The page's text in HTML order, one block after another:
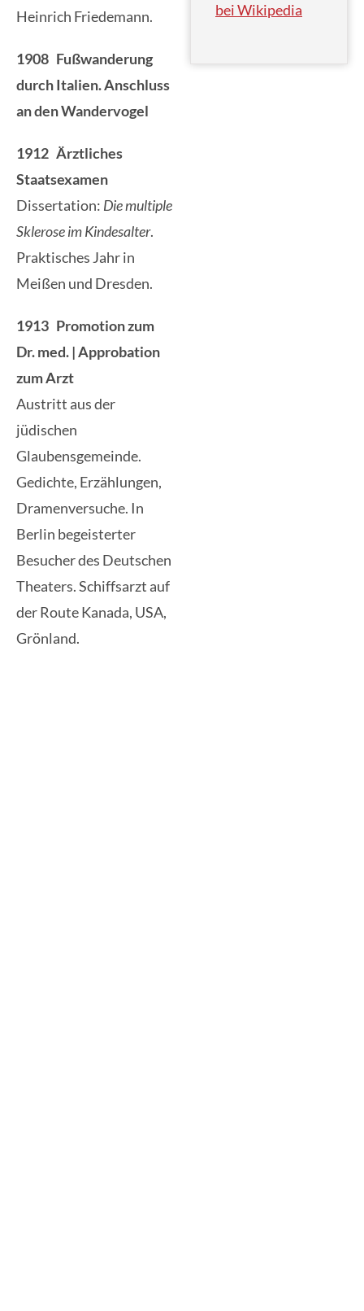
Heinrich Friedemann.
1908 Fußwanderung
durch Italien. Anschluss
an den Wandervogel
1912 Ärztliches
Staatsexamen
Dissertation: Die multiple
Sklerose im Kindesalter.
Praktisches Jahr in
Meißen und Dresden.
1913 Promotion zum
Dr. med. | Approbation
zum Arzt
Austritt aus der
jüdischen
Glaubensgemeinde.
Gedichte, Erzählungen,
Dramenversuche. In
Berlin begeisterter
Besucher des Deutschen
Theaters. Schiffsarzt auf
der Route Kanada, USA,
Grönland.
bei Wikipedia